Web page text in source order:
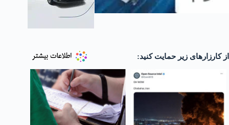
از کارزارهای زیر حمایت کنید: